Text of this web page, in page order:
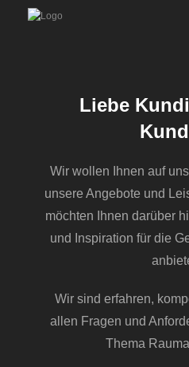
Sortiment
Objektbereich
Liebe
Wir wollen Ihnen auf
unsere Angebote und
möchten Ihnen darüber
und Inspiration für die
Wir sind erfahren,
allen Fragen und
Thema